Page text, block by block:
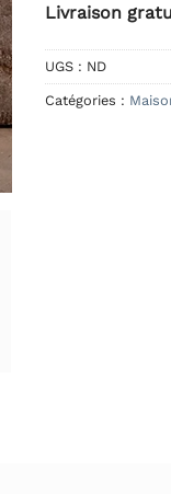
Livraison
UGS : ND
Catégories :